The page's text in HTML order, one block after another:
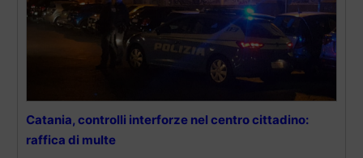
Catania, controlli interforze nel centro cittadino:
raffica di multe